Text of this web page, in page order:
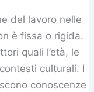
del lavoro nelle
è fissa o rigida.
quali l’età, le
culturali. I
conoscenze